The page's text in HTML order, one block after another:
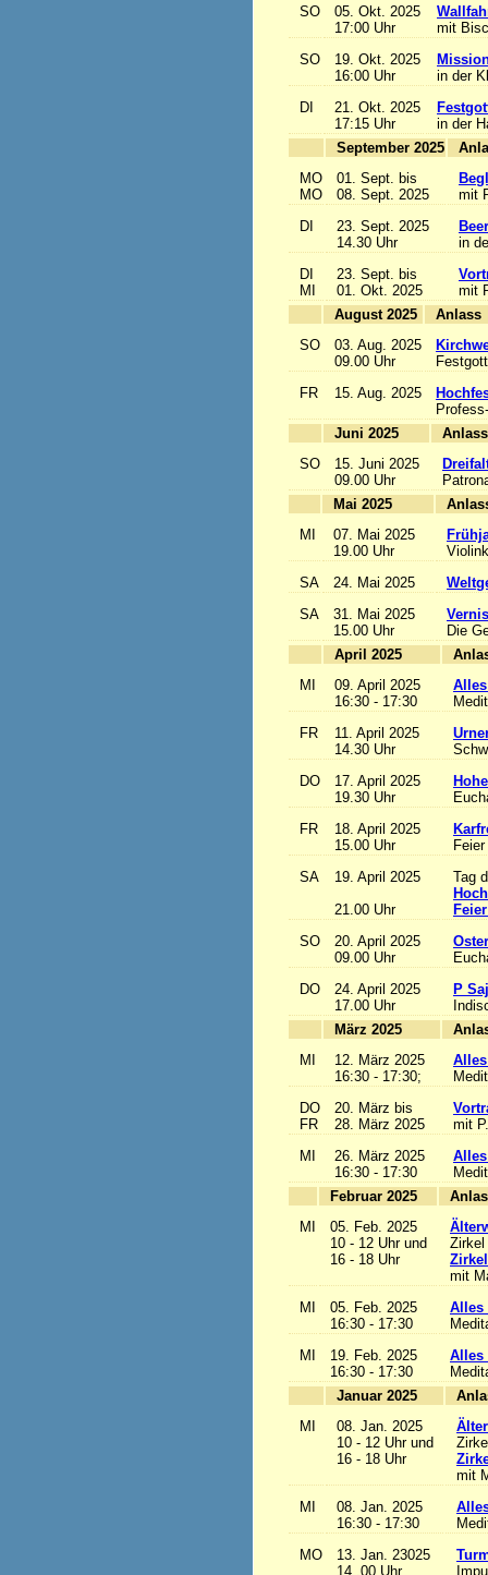
SO
05. Okt. 2025
17:00 Uhr
mit
SO
19. Okt. 2025
16:00 Uhr
in der
DI
21. Okt. 2025
17:15 Uhr
in der
September 2025
MO
MO
01. Sept. bis
08. Sept. 2025
mit
DI
23. Sept. 2025
14.30 Uhr
in
DI
MI
23. Sept. bis
01. Okt. 2025
mit
August 2025
SO
03. Aug. 2025
09.00 Uhr
FR
15. Aug. 2025
Juni 2025
SO
15. Juni 2025
09.00 Uhr
Mai 2025
MI
07. Mai 2025
19.00 Uhr
SA
24. Mai 2025
SA
31. Mai 2025
15.00 Uhr
Die
April 2025
MI
09. April 2025
16:30 - 17:30
FR
11. April 2025
14.30 Uhr
DO
17. April 2025
19.30 Uhr
FR
18. April 2025
15.00 Uhr
SA
19. April 2025
21.00 Uhr
Tag
SO
20. April 2025
09.00 Uhr
DO
24. April 2025
17.00 Uhr
P
März 2025
MI
12. März 2025
16:30 - 17:30;
DO
FR
20. März bis
28. März 2025
mit
MI
26. März 2025
16:30 - 17:30
Februar 2025
MI
05. Feb. 2025
10 - 12 Uhr und
16 - 18 Uhr
Zirkel
mit
MI
05. Feb. 2025
16:30 - 17:30
Alles
MI
19. Feb. 2025
16:30 - 17:30
Alles
Januar 2025
MI
08. Jan. 2025
10 - 12 Uhr und
16 - 18 Uhr
mit
MI
08. Jan. 2025
16:30 - 17:30
MO
13. Jan. 23025
14 .00 Uhr